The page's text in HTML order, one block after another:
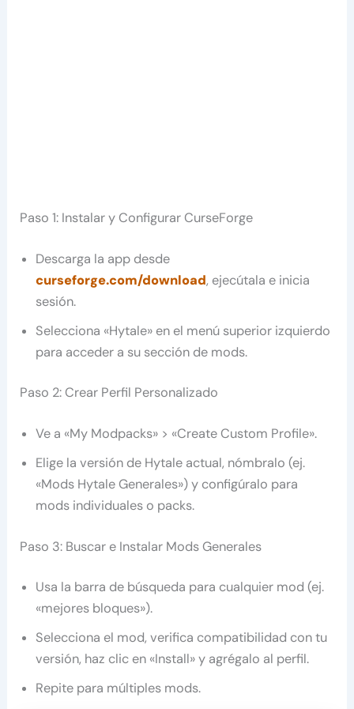
Paso 1: Instalar y Configurar CurseForge
Descarga la app desde
curseforge.com/download, ejecútala e inicia
sesión.
Selecciona «Hytale» en el menú superior izquierdo
para acceder a su sección de mods.​
Paso 2: Crear Perfil Personalizado
Ve a «My Modpacks» > «Create Custom Profile».
Elige la versión de Hytale actual, nómbralo (ej.
«Mods Hytale Generales») y configúralo para
mods individuales o packs.​
Paso 3: Buscar e Instalar Mods Generales
Usa la barra de búsqueda para cualquier mod (ej.
«mejores bloques»).
Selecciona el mod, verifica compatibilidad con tu
versión, haz clic en «Install» y agrégalo al perfil.
Repite para múltiples mods.